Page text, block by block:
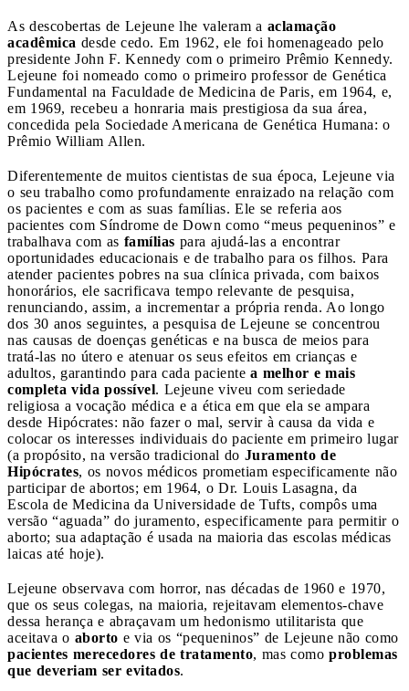
As descobertas de Lejeune lhe valeram a aclamação
acadêmica desde cedo. Em 1962, ele foi homenageado pelo
presidente John F. Kennedy com o primeiro Prêmio Kennedy.
Lejeune foi nomeado como o primeiro professor de Genética
Fundamental na Faculdade de Medicina de Paris, em 1964, e,
em 1969, recebeu a honraria mais prestigiosa da sua área,
concedida pela Sociedade Americana de Genética Humana: o
Prêmio William Allen.
Diferentemente de muitos cientistas de sua época, Lejeune via
o seu trabalho como profundamente enraizado na relação com
os pacientes e com as suas famílias. Ele se referia aos
pacientes com Síndrome de Down como “meus pequeninos” e
trabalhava com as famílias para ajudá-las a encontrar
oportunidades educacionais e de trabalho para os filhos. Para
atender pacientes pobres na sua clínica privada, com baixos
honorários, ele sacrificava tempo relevante de pesquisa,
renunciando, assim, a incrementar a própria renda. Ao longo
dos 30 anos seguintes, a pesquisa de Lejeune se concentrou
nas causas de doenças genéticas e na busca de meios para
tratá-las no útero e atenuar os seus efeitos em crianças e
adultos, garantindo para cada paciente a melhor e mais
completa vida possível. Lejeune viveu com seriedade
religiosa a vocação médica e a ética em que ela se ampara
desde Hipócrates: não fazer o mal, servir à causa da vida e
colocar os interesses individuais do paciente em primeiro lugar
(a propósito, na versão tradicional do Juramento de
Hipócrates, os novos médicos prometiam especificamente não
participar de abortos; em 1964, o Dr. Louis Lasagna, da
Escola de Medicina da Universidade de Tufts, compôs uma
versão “aguada” do juramento, especificamente para permitir o
aborto; sua adaptação é usada na maioria das escolas médicas
laicas até hoje).
Lejeune observava com horror, nas décadas de 1960 e 1970,
que os seus colegas, na maioria, rejeitavam elementos-chave
dessa herança e abraçavam um hedonismo utilitarista que
aceitava o aborto e via os “pequeninos” de Lejeune não como
pacientes merecedores de tratamento, mas como problemas
que deveriam ser evitados.